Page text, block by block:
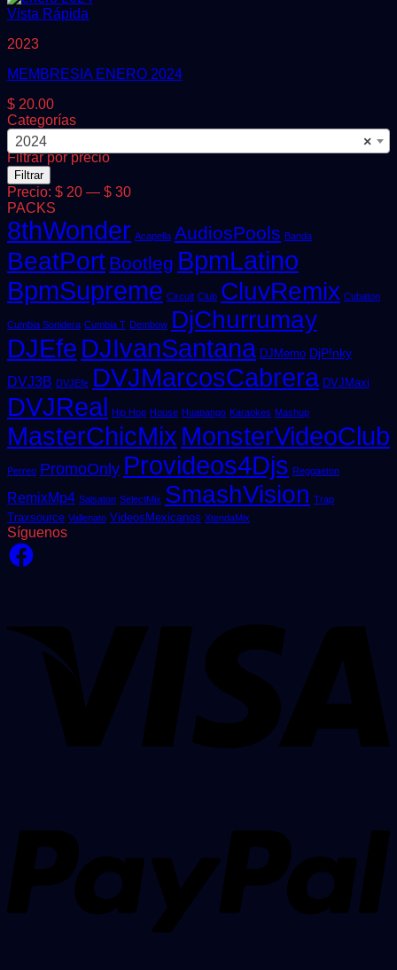
Vista Rápida
2023
MEMBRESIA ENERO 2024
$ 20.00
Categorías
×
2024
Filtrar por precio
Precio
mínimo
Precio
máximo
Filtrar
Precio: $ 20 — $ 30
PACKS
8thWonder Acapella AudiosPools Banda
BeatPort Bootleg BpmLatino
BpmSupreme Circuit Club CluvRemix Cubaton
Cumbia Sonidera Cumbia T Dembow DjChurrumay
DJEfe DJIvanSantana DJMemo DjP!nky
DVJ3B DVJEfe DVJMarcosCabrera DVJMaxi
DVJReal Hip Hop House Huapango Karaokes Mashup
MasterChicMix MonsterVideoClub
Perreo PromoOnly Provideos4Djs Reggaeton
RemixMp4 Salsaton SelectMix SmashVision Trap
Traxsource Vallenato VideosMexicanos XtendaMix
Síguenos
Facebook